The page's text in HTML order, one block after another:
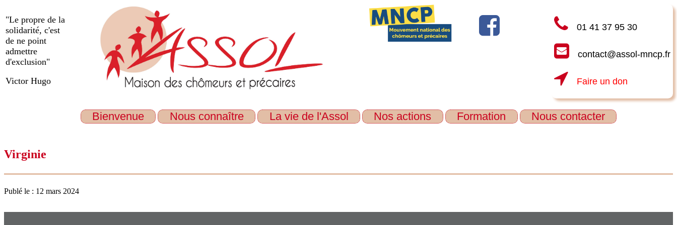
"Le propre de la
solidarité, c'est
de ne point
admettre
d'exclusion"
Victor Hugo
01 41 37 95 30
contact@assol-mncp.fr
Faire un don
Bienvenue Nous connaître La vie de l'Assol Nos actions Formation Nous contacter
Virginie
Publé le : 12 mars 2024